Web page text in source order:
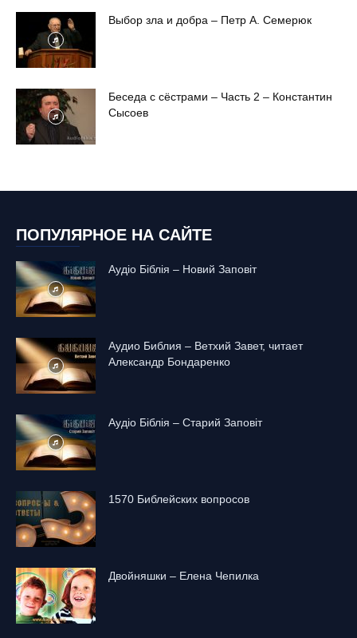
Выбор зла и добра – Петр А. Семерюк
Беседа с сёстрами – Часть 2 – Константин
Сысоев
ПОПУЛЯРНОЕ НА САЙТЕ
Аудіо Біблія – Новий Заповіт
Аудио Библия – Ветхий Завет, читает
Александр Бондаренко
Аудіо Біблія – Старий Заповіт
1570 Библейских вопросов
Двойняшки – Елена Чепилка